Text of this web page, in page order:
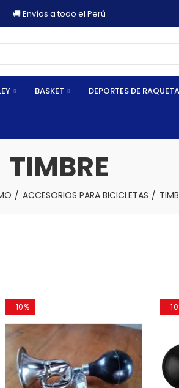
📦Retiros en tienda -
BASKET DEPORTES DE RAQUETA
TIMBRE
ACCESORIOS PARA BICICLETAS
-10% -